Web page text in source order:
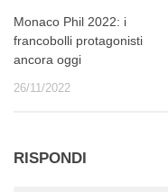
Monaco Phil 2022: i
francobolli protagonisti
ancora oggi
26/11/2022
RISPONDI